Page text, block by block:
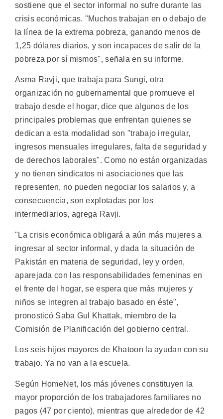
sostiene que el sector informal no sufre durante las
crisis económicas. "Muchos trabajan en o debajo de
la línea de la extrema pobreza, ganando menos de
1,25 dólares diarios, y son incapaces de salir de la
pobreza por sí mismos", señala en su informe.
Asma Ravji, que trabaja para Sungi, otra
organización no gubernamental que promueve el
trabajo desde el hogar, dice que algunos de los
principales problemas que enfrentan quienes se
dedican a esta modalidad son "trabajo irregular,
ingresos mensuales irregulares, falta de seguridad y
de derechos laborales". Como no están organizadas
y no tienen sindicatos ni asociaciones que las
representen, no pueden negociar los salarios y, a
consecuencia, son explotadas por los
intermediarios, agrega Ravji.
"La crisis económica obligará a aún más mujeres a
ingresar al sector informal, y dada la situación de
Pakistán en materia de seguridad, ley y orden,
aparejada con las responsabilidades femeninas en
el frente del hogar, se espera que más mujeres y
niños se integren al trabajo basado en éste",
pronosticó Saba Gul Khattak, miembro de la
Comisión de Planificación del gobierno central.
Los seis hijos mayores de Khatoon la ayudan con su
trabajo. Ya no van a la escuela.
Según HomeNet, los más jóvenes constituyen la
mayor proporción de los trabajadores familiares no
pagos (47 por ciento), mientras que alrededor de 42